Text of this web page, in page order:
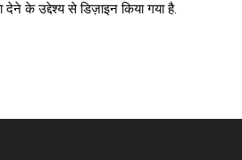
देने के उद्देश्य से डिज़ाइन किया गया है.